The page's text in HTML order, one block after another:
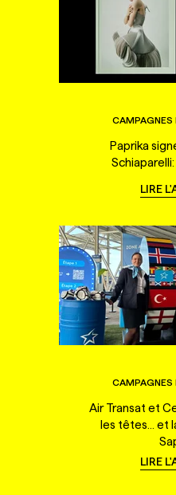
CAMPAGNES
Paprika
LIRE
CAMPAGNES
Air Transat et
les têtes... et
LIRE